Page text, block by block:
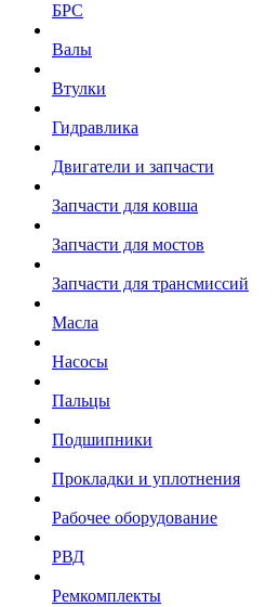
БРС
Валы
Втулки
Гидравлика
Двигатели и запчасти
Запчасти для ковша
Запчасти для мостов
Запчасти для трансмиссий
Масла
Насосы
Пальцы
Подшипники
Прокладки и уплотнения
Рабочее оборудование
РВД
Ремкомплекты